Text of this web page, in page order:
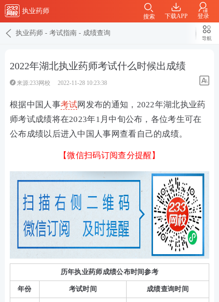
执业药师
下载APP 登录
搜索
执业药师 - 考试指南 - 成绩查询
导航
2022年湖北执业药师考试什么时候出成绩
来源:233网校 2022-11-28 10:23:38
根据中国人事考试网发布的通知，2022年湖北执业药
师考试成绩将在2023年1月中旬公布，各位考生可在
公布成绩以后进入中国人事网查看自己的成绩。
【微信扫码订阅查分提醒】
历年执业药师成绩公布时间参考
年份 考试时间 成绩查询时间